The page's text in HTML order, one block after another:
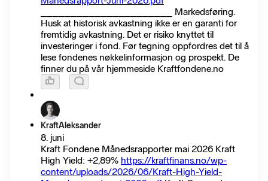
______________________ Markedsføring.
Husk at historisk avkastning ikke er en garanti for
fremtidig avkastning. Det er risiko knyttet til
investeringer i fond. Før tegning oppfordres det til å
lese fondenes nøkkelinformasjon og prospekt. De
finner du på vår hjemmeside Kraftfondene.no
KraftAleksander
8. juni
Kraft Fondene Månedsrapporter mai 2026 Kraft
High Yield: +2,89% https://kraftfinans.no/wp-
content/uploads/2026/06/Kraft-High-Yield-